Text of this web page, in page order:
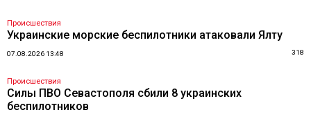
Происшествия
Украинские морские беспилотники атаковали Ялту
07.08.2026 13:48 318
Происшествия
Силы ПВО Севастополя сбили 8 украинских
беспилотников